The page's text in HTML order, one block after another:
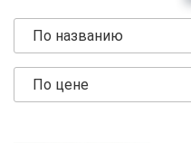
По названию
По цене